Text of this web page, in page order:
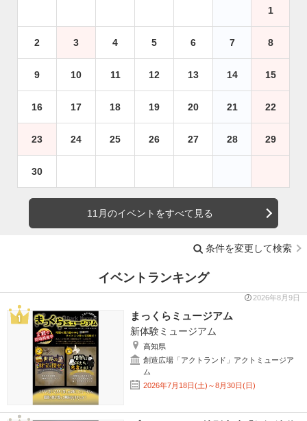
1
2 3 4 5 6 7 8
9 10 11 12 13 14 15
16 17 18 19 20 21 22
23 24 25 26 27 28 29
30
11月のイベントをすべて見る
条件を変更して検索
イベントランキング
2026年8月9日
まっくらミュージアム
新体験ミュージアム
高知県
創造広場「アクトランド」アクトミュージア
ム
2026年7月18日(土)～8月30日(日)